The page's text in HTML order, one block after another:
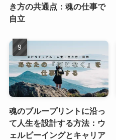
き方の共通点：魂の仕事で
自立
魂のブループリントに沿っ
て人生を設計する方法：ウ
ェルビーイングとキャリア